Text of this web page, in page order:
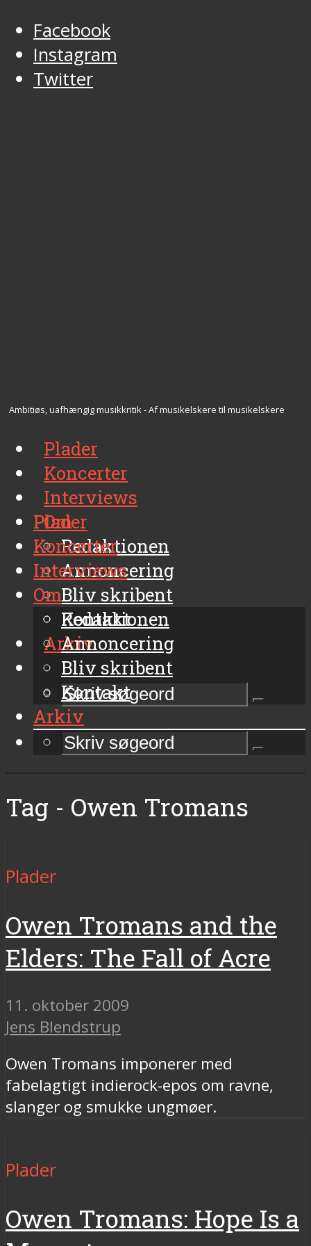
Facebook
Instagram
Twitter
Ambitiøs, uafhængig musikkritik - Af musikelskere til musikelskere
Plader
Koncerter
Interviews
Om
Redaktionen
Annoncering
Bliv skribent
Kontakt
Arkiv
Plader
Koncerter
Interviews
Om
Redaktionen
Annoncering
Bliv skribent
Kontakt
Arkiv
Tag - Owen Tromans
Plader
Owen Tromans and the
Elders: The Fall of Acre
11. oktober 2009
Jens Blendstrup
Owen Tromans imponerer med
fabelagtigt indierock-epos om ravne,
slanger og smukke ungmøer.
Plader
Owen Tromans: Hope Is a